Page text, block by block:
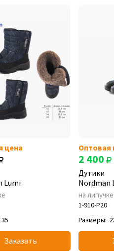
цена
Lumi
35
Заказать
Оптовая
2 400
Дутики
Nordman
на липучке
1-910-P20
Размеры: